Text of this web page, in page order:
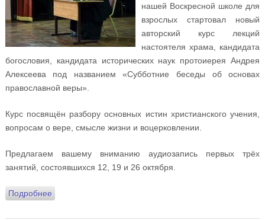
нашей Воскресной школе для
взрослых стартовал новый
авторский курс лекций
настоятеля храма, кандидата
богословия, кандидата исторических наук протоиерея Андрея
Алексеева под названием «Субботние беседы об основах
православной веры».
Курс посвящён разбору основных истин христианского учения,
вопросам о вере, смысле жизни и воцерковлении.
Предлагаем вашему вниманию аудиозапись первых трёх
занятий, состоявшихся 12, 19 и 26 октября.
Подробнеео Аудиозапись «Субботних бесед об основах